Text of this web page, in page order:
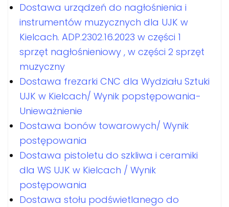
Dostawa urządzeń do nagłośnienia i
instrumentów muzycznych dla UJK w
Kielcach. ADP.2302.16.2023 w części 1
sprzęt nagłośnieniowy , w części 2 sprzęt
muzyczny
Dostawa frezarki CNC dla Wydziału Sztuki
UJK w Kielcach/ Wynik popstępowania-
Unieważnienie
Dostawa bonów towarowych/ Wynik
postępowania
Dostawa pistoletu do szkliwa i ceramiki
dla WS UJK w Kielcach / Wynik
postępowania
Dostawa stołu podświetlanego do